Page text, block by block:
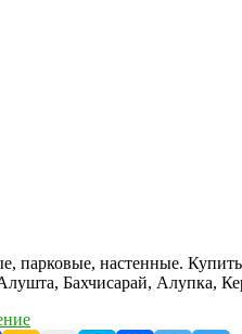
парковые, настенные.
Бахчисарай, Алупка,